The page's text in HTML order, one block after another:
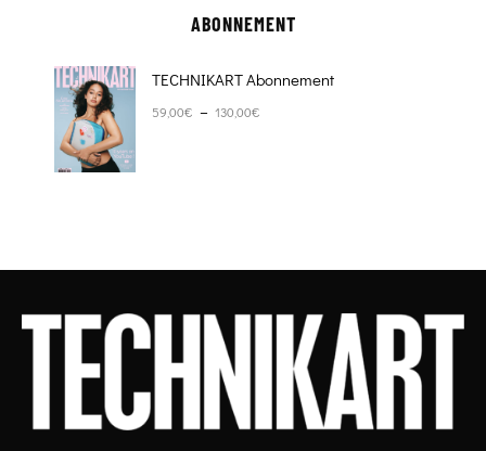
ABONNEMENT
TECHNIKART Abonnement
59,00€ – 130,00€